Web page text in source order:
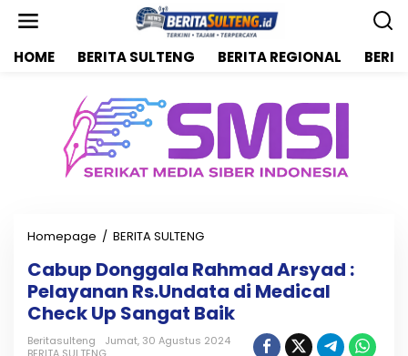
HOME BERITA SULTENG BERITA REGIONAL
Homepage / BERITA SULTENG
b
u
p
D
o
Cabup Donggala Rahmad Arsyad :
Pelayanan Rs.Undata di Medical
Check Up Sangat Baik
Beritasulteng
Jumat, 30 Agustus 2024